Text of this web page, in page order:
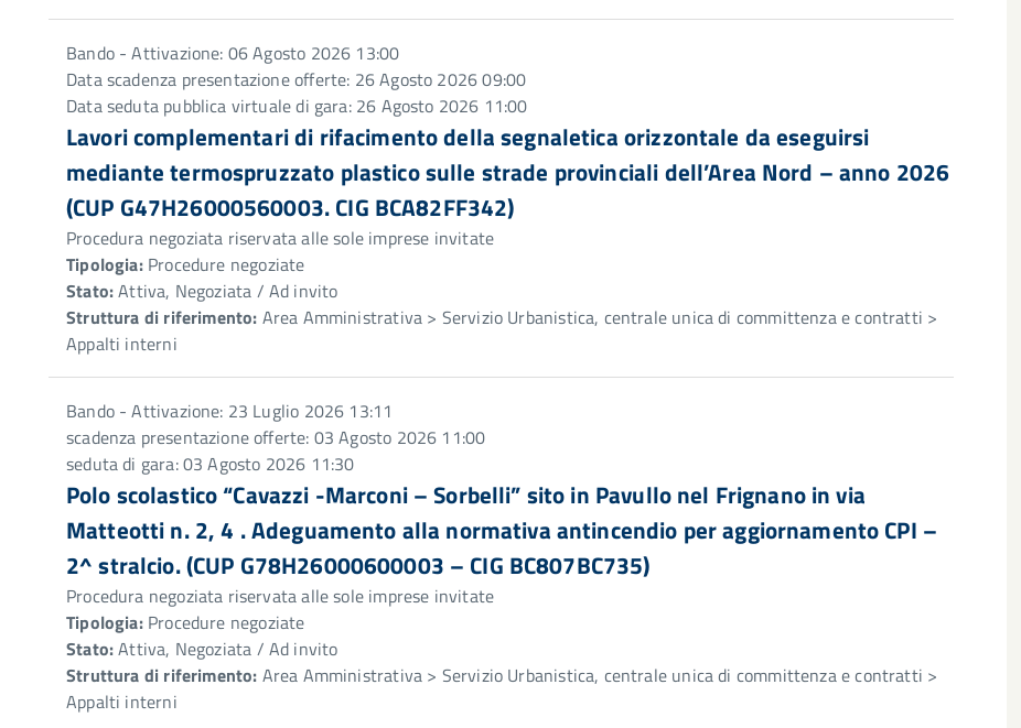
Bando - Attivazione: 06 Agosto 2026 13:00
Data scadenza presentazione offerte: 26 Agosto 2026 09:00
Data seduta pubblica virtuale di gara: 26 Agosto 2026 11:00
Lavori complementari di rifacimento della segnaletica orizzontale da eseguirsi
mediante termospruzzato plastico sulle strade provinciali dell’Area Nord – anno 2026
(CUP G47H26000560003. CIG BCA82FF342)
Procedura negoziata riservata alle sole imprese invitate
Tipologia:Procedure negoziate
Stato:Attiva, Negoziata / Ad invito
Struttura di riferimento: Area Amministrativa > Servizio Urbanistica, centrale unica di committenza e contratti >
Appalti interni
Bando - Attivazione: 23 Luglio 2026 13:11
scadenza presentazione offerte: 03 Agosto 2026 11:00
seduta di gara: 03 Agosto 2026 11:30
Polo scolastico “Cavazzi -Marconi – Sorbelli” sito in Pavullo nel Frignano in via
Matteotti n. 2, 4 . Adeguamento alla normativa antincendio per aggiornamento CPI –
2^ stralcio. (CUP G78H26000600003 – CIG BC807BC735)
Procedura negoziata riservata alle sole imprese invitate
Tipologia:Procedure negoziate
Stato:Attiva, Negoziata / Ad invito
Struttura di riferimento: Area Amministrativa > Servizio Urbanistica, centrale unica di committenza e contratti >
Appalti interni